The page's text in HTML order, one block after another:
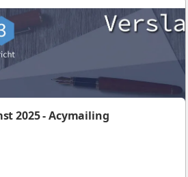
2025 - Acymailing